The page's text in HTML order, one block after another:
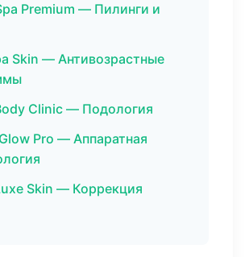
Premium — Пилинги и
Skin — Антивозрастные
Clinic — Подология
Pro — Аппаратная
Skin — Коррекция